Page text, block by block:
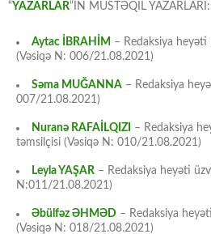
“YAZARLAR“IN MÜSTƏQİL YAZARLARI:
Aytac İBRAHİM – Redaksiya
(Vəsiqə N: 006/21.08.2021)
Səma MUĞANNA – Redaksiya
007/21.08.2021)
Nuranə RAFAİLQIZI
– Redaksiya
təmsilçisi (Vəsiqə N: 010/21.08.2021)
Leyla YAŞAR – Redaksiya heyəti
N:011/21.08.2021)
Əbülfəz ƏHMƏD – Redaksiya
(Vəsiqə N: 018/21.08.2021)